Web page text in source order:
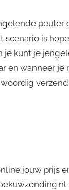
peuter
scenario is
je kunt je
en wanneer je
jouw prijs